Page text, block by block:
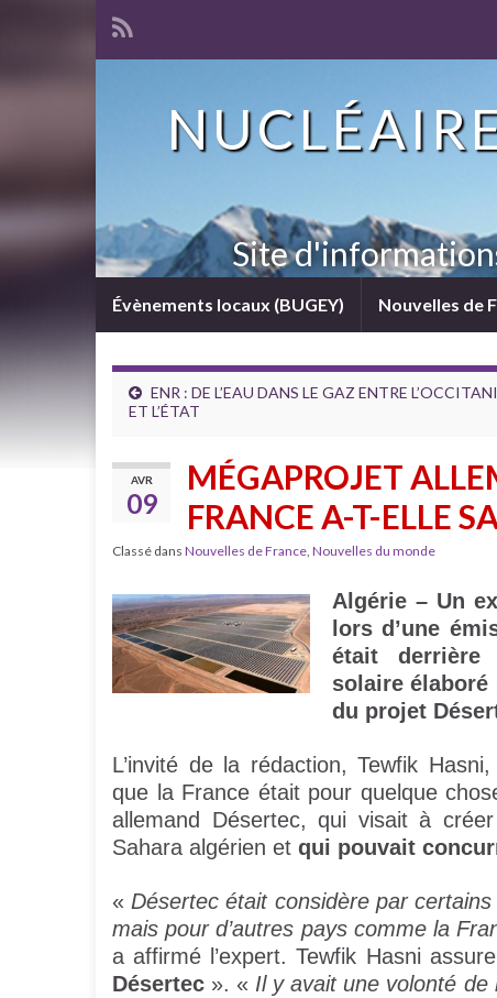
Site
Évènements locaux (BUGEY) Nouvelles de
ENR : DE L’EAU DANS LE GAZ ENTRE
ET L’ÉTAT
AVR
09
MÉGAPROJET
FRANCE A-T-ELLE
Classé dans Nouvelles de France, Nouvelles du monde
Algérie – Un
lors d’une
était derrière
solaire élaboré
du projet
L’invité de la rédaction, Tewfik
que la France était pour quelque
allemand Désertec, qui visait à
Sahara algérien et qui pouvait
« Désertec était considère par
mais pour d’autres pays comme la
a affirmé l’expert. Tewfik Hasni
Désertec ». « Il y avait une volonté de